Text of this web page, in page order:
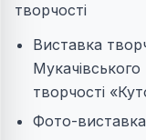
творчості
Виставка
творчості
Фото-виставка